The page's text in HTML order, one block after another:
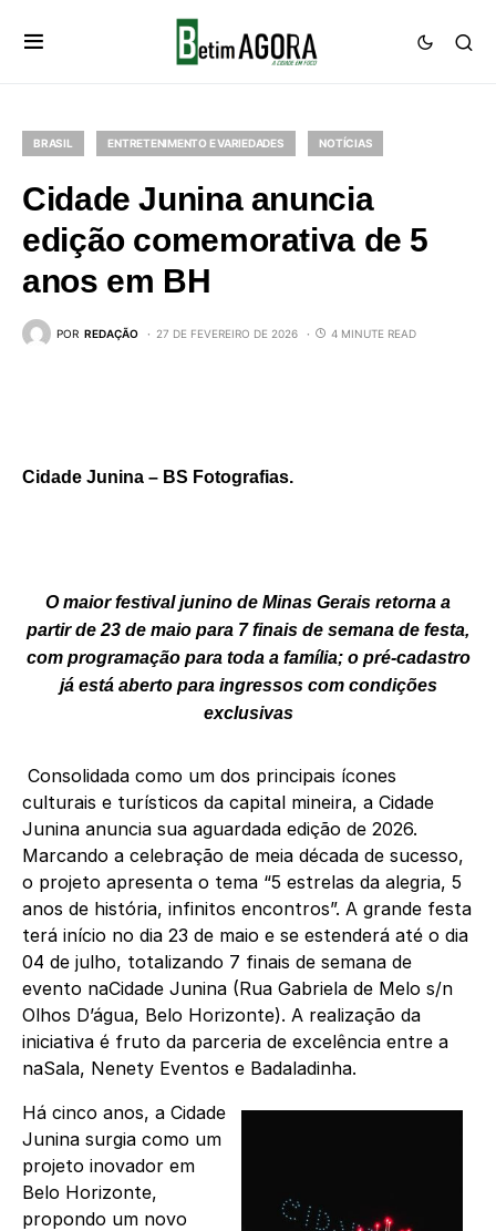
BRASIL ENTRETENIMENTO E VARIEDADES NOTÍCIAS
Cidade Junina anuncia
edição comemorativa de 5
anos em BH
POR REDAÇÃO 27 DE FEVEREIRO DE 2026 4 MINUTE READ
Cidade Junina – BS Fotografias.
O maior festival junino de Minas Gerais retorna a
partir de 23 de maio para 7 finais de semana de festa,
com programação para toda a família; o pré-cadastro
já está aberto para ingressos com condições
exclusivas
Consolidada como um dos principais ícones
culturais e turísticos da capital mineira, a Cidade
Junina anuncia sua aguardada edição de 2026.
Marcando a celebração de meia década de sucesso,
o projeto apresenta o tema “5 estrelas da alegria, 5
anos de história, infinitos encontros”. A grande festa
terá início no dia 23 de maio e se estenderá até o dia
04 de julho, totalizando 7 finais de semana de
evento naCidade Junina (Rua Gabriela de Melo s/n
Olhos D’água, Belo Horizonte). A realização da
iniciativa é fruto da parceria de excelência entre a
naSala, Nenety Eventos e Badaladinha.
Há cinco anos, a Cidade
Junina surgia como um
projeto inovador em
Belo Horizonte,
propondo um novo